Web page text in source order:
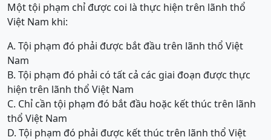
Một tội phạm chỉ được coi là thực hiện trên lãnh thổ
Việt Nam khi:
A. Tội phạm đó phải được bắt đầu trên lãnh thổ Việt
Nam
B. Tội phạm đó phải có tất cả các giai đoạn được thực
hiện trên lãnh thổ Việt Nam
C. Chỉ cần tội phạm đó bắt đầu hoặc kết thúc trên lãnh
thổ Việt Nam
D. Tội phạm đó phải được kết thúc trên lãnh thổ Việt